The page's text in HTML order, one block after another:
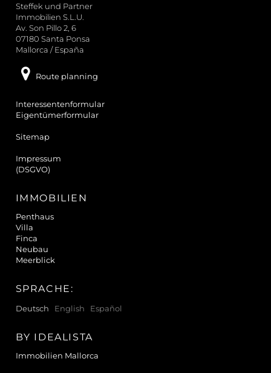
n
Steffek und Partner
Immobilien S.L.U.
Av. Son Pillo 2, 6
07180 Santa Ponsa
Mallorca / España
Route planning
Interessentenformular
Eigentümerformular
Sitemap
Impressum
(DSGVO)
IMMOBILIEN
Penthaus
Villa
Finca
Neubau
Meerblick
SPRACHE:
Deutsch English Español
BY IDEALISTA
Immobilien Mallorca